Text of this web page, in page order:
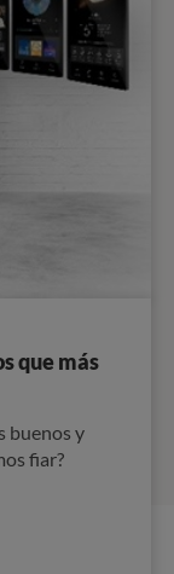
que más
buenos y
fiar?